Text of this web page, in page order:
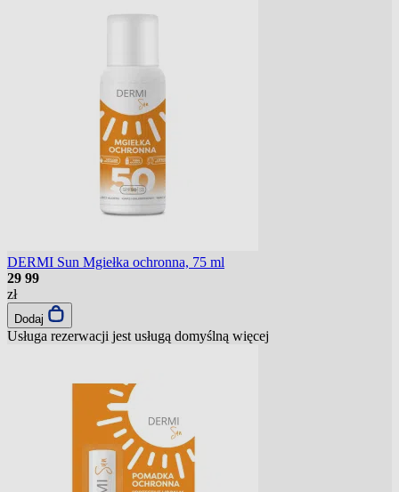
DERMI Sun Mgiełka ochronna, 75 ml
29 99
zł
Dodaj
Usługa rezerwacji jest usługą domyślną więcej